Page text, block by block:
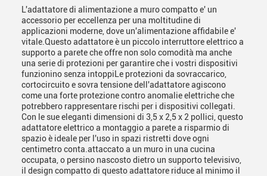
L'adattatore di alimentazione a muro compatto e' un
accessorio per eccellenza per una moltitudine di
applicazioni moderne, dove un'alimentazione affidabile e'
vitale.Questo adattatore è un piccolo interruttore elettrico a
supporto a parete che offre non solo comodità ma anche
una serie di protezioni per garantire che i vostri dispositivi
funzionino senza intoppiLe protezioni da sovraccarico,
cortocircuito e sovra tensione dell'adattatore agiscono
come una forte protezione contro anomalie elettriche che
potrebbero rappresentare rischi per i dispositivi collegati.
Con le sue eleganti dimensioni di 3,5 x 2,5 x 2 pollici, questo
adattatore elettrico a montaggio a parete a risparmio di
spazio è ideale per l'uso in spazi ristretti dove ogni
centimetro conta.attaccato a un muro in una cucina
occupata, o persino nascosto dietro un supporto televisivo,
il design compatto di questo adattatore riduce al minimo il